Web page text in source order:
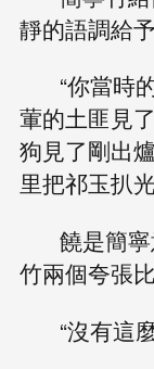
靜的語調給
“你當時
葷的土匪見
狗見了剛出
里把祁玉扒
饒是簡
竹兩個夸張
“沒有這